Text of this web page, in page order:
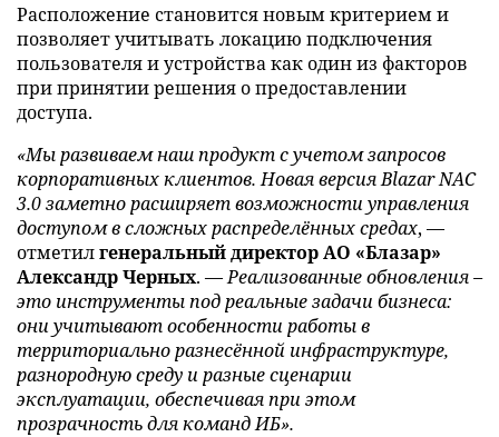
Расположение становится новым критерием и
позволяет учитывать локацию подключения
пользователя и устройства как один из факторов
при принятии решения о предоставлении
доступа.
«Мы развиваем наш продукт с учетом запросов
корпоративных клиентов. Новая версия Blazar NAC
3.0 заметно расширяет возможности управления
доступом в сложных распределённых средах, —
отметилгенеральный директор АО «Блазар»
Александр Черных. —Реализованные обновления –
это инструменты под реальные задачи бизнеса:
они учитывают особенности работы в
территориально разнесённой инфраструктуре,
разнородную среду и разные сценарии
эксплуатации, обеспечивая при этом
прозрачность для команд ИБ».